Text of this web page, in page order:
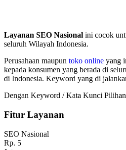
Layanan SEO Nasional ini cocok
seluruh Wilayah Indonesia.
Perusahaan maupun toko online yang
kepada konsumen yang berada di
di Indonesia. Keyword yang di
Dengan Keyword / Kata Kunci Pilihan
Fitur Layanan
SEO Nasional
Rp. 5